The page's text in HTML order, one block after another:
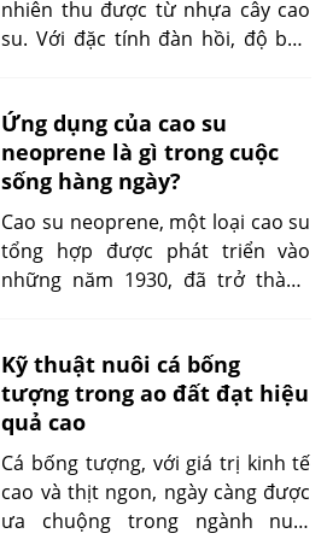
điều kiện khắc nghiệt.
nhiên thu được từ nhựa cây cao
su. Với đặc tính đàn hồi, độ bền
găng tay y tế, đệm giường, nhiều
sản phẩm khác. Tuy nhiên, việc sử
dụng cao su latex cũng đi kèm với
một số hạn chế cần được cân
nhắc.
Ứng dụng của cao su
neoprene là gì trong cuộc
sống hàng ngày?
Cao su neoprene, một loại cao su
tổng hợp được phát triển vào
những năm 1930, đã trở thành
tính năng vượt trội như khả năng
chống nước, cách nhiệt, độ bền
cao, neoprene đã nhanh chóng
chứng tỏ giá trị của mình trong
các ứng dụng đa dạng.
Kỹ thuật nuôi cá bống
tượng trong ao đất đạt hiệu
quả cao
Cá bống tượng, với giá trị kinh tế
cao và thịt ngon, ngày càng được
ưa chuộng trong ngành nuôi